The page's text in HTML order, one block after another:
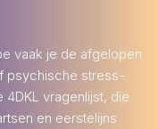
vaak je de afgelopen
psychische stress-
vragenlijst, die
en eerstelijns